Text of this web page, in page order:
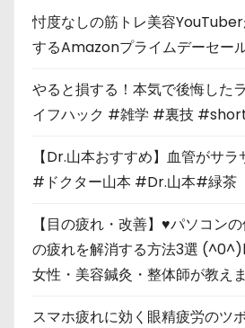
忖度なしの筋トレ美容
するAmazonプライムデーセー
やると損する！本気で後悔した
イフハック #雑学 #裏技
【Dr.山本おすすめ】血管がサ
#ドクター山本 #Dr.山本#緑茶
【目の疲れ・改善】♥パソコン
の疲れを解消する方法3選
女性・美容鍼灸・整体師が教えま
スマホ疲れに効く眼精疲労のツ